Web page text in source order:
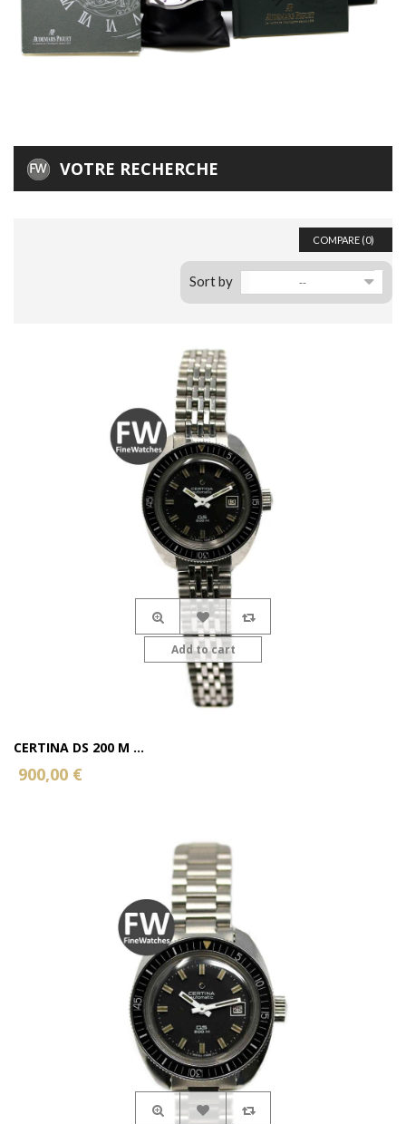
VOTRE RECHERCHE
COMPARE (0)
Sort by --
CERTINA DS 200 M ...
900,00 €
Add to cart